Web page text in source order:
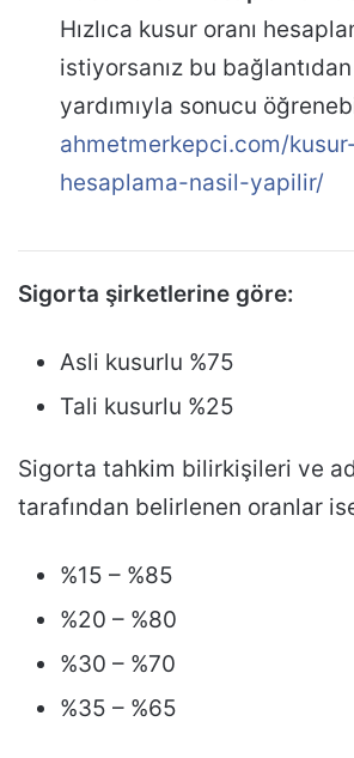
Hızlıca kusur oranı
istiyorsanız bu
yardımıyla sonucu
ahmetmerkepci.com/
hesaplama-nasil-yapilir/
Sigorta şirketlerine göre:
Asli kusurlu %75
Tali kusurlu %25
Sigorta tahkim bilirkişileri ve
tarafından belirlenen oranlar
%15 – %85
%20 – %80
%30 – %70
%35 – %65